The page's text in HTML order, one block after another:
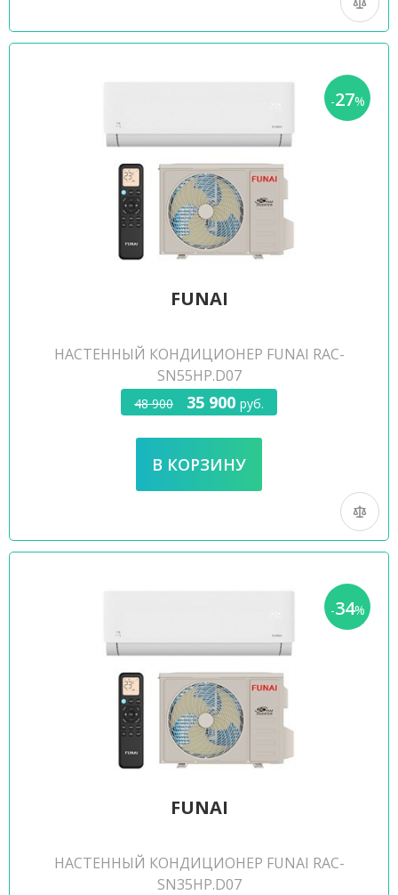
-27%
FUNAI
НАСТЕННЫЙ КОНДИЦИОНЕР FUNAI RAC-
SN55HP.D07
48 900 35 900 руб.
-34%
FUNAI
НАСТЕННЫЙ КОНДИЦИОНЕР FUNAI RAC-
SN35HP.D07